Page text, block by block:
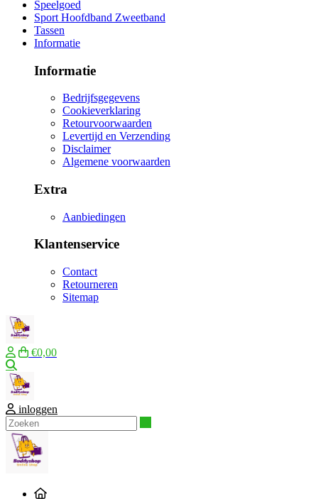
Speelgoed
Sport Hoofdband Zweetband
Tassen
Informatie
Informatie
Bedrijfsgegevens
Cookieverklaring
Retourvoorwaarden
Levertijd en Verzending
Disclaimer
Algemene voorwaarden
Extra
Aanbiedingen
Klantenservice
Contact
Retourneren
Sitemap
€0,00
inloggen